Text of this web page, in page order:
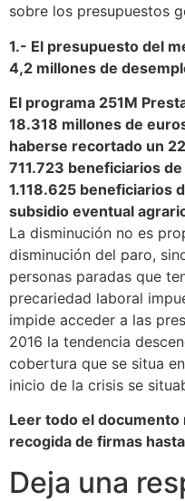
sobre los presupuestos
1.- El presupuesto del
4,2 millones de
El programa 251M
18.318 millones de
haberse recortado un
711.723 beneficiarios
1.118.625 beneficiarios
subsidio eventual
La disminución no es
disminución del paro,
personas paradas que
precariedad laboral
impide acceder a las
2016 la tendencia
cobertura que se situa
inicio de la crisis se
Leer todo el documento
recogida de firmas
Deja una